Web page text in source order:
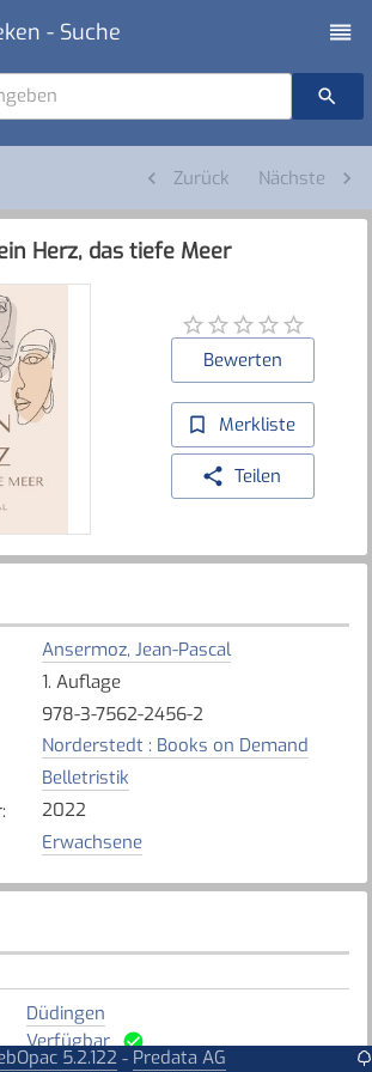
- Suche
Zurück Nächste
Herz, das tiefe Meer
Bewerten
Merkliste
Teilen
Ansermoz, Jean-Pascal
1. Auflage
978-3-7562-2456-2
Norderstedt : Books on Demand
Belletristik
:
2022
Erwachsene
Düdingen
Verfügbar
5.2.122 - Predata AG